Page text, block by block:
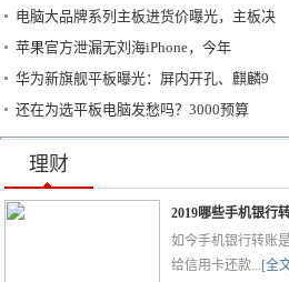
电脑大品牌系列主板进货价曝光，主板决
苹果官方泄漏无刘海iPhone，今年
华为新旗舰平板曝光：屏内开孔、麒麟9
还在为选平板电脑发愁吗？3000预算
理财
2019哪些手机银行
如今手机银行转账
给信用卡还款... [全